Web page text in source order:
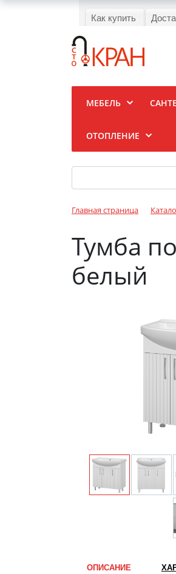
Как купить
МЕБЕЛЬ
ОТОПЛЕНИЕ
Главная страница
Тумба
белый
ОПИСАНИЕ